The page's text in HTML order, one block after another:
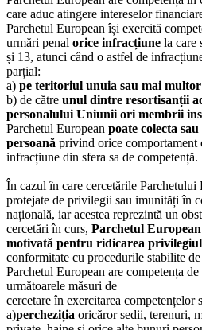
care aduc atingere intereselor
Parchetul European își exercită
urmări penal orice infracțiune la care
și 13, atunci când o astfel de
parțial:
a) pe teritoriul unuia sau mai multor
b) de către unul dintre resortisanții
personalului Uniunii ori membrii
Parchetul European poate colecta
persoană privind orice comportament
infracțiune din sfera sa de competență.
În cazul în care cercetările Parchetului
protejate de privilegii sau imunități în
națională, iar acestea reprezintă un
cercetări în curs, Parchetul
motivată pentru ridicarea
conformitate cu procedurile stabilite
Parchetul European are competența
următoarele măsuri de
cercetare în exercitarea competențelor
a)percheziția oricăror sedii, terenuri,